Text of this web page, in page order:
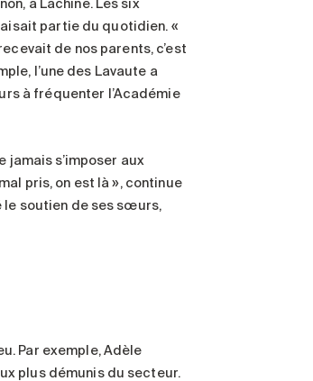
à Lachine. Les six
partie du quotidien. «
de nos parents, c’est
l’une des Lavaute a
à fréquenter l’Académie
jamais s’imposer aux
pris, on est là », continue
le soutien de ses sœurs,
Par exemple, Adèle
plus démunis du secteur.